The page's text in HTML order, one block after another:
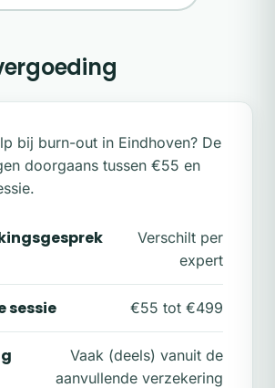
bij burn-out in Eindhoven? De
doorgaans tussen €55 en
Verschilt per
expert
sessie €55 tot €499
Vaak (deels) vanuit de
aanvullende verzekering